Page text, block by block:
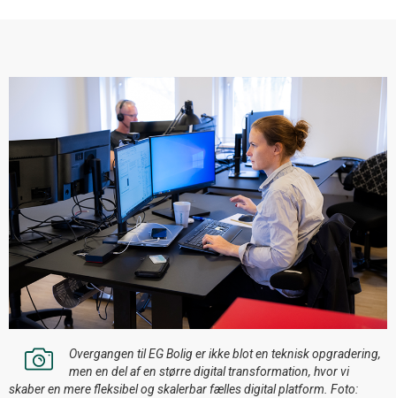
Overgangen til EG Bolig er ikke blot en teknisk opgradering,
men en del af en større digital transformation, hvor vi
skaber en mere fleksibel og skalerbar fælles digital platform. Foto: